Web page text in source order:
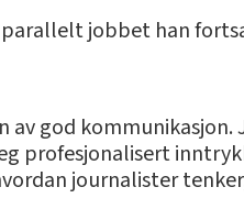
jobbet han
god kommunikasjon.
profesjonalisert
journalister